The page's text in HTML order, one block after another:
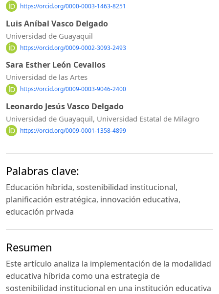
https://orcid.org/0000-0003-1463-8251
Luis Aníbal Vasco Delgado
Universidad de Guayaquil
https://orcid.org/0009-0002-3093-2493
Sara Esther León Cevallos
Universidad de las Artes
https://orcid.org/0009-0003-9046-2400
Leonardo Jesús Vasco Delgado
Universidad de Guayaquil, Universidad Estatal de Milagro
https://orcid.org/0009-0001-1358-4899
Palabras clave:
Educación híbrida, sostenibilidad institucional,
planificación estratégica, innovación educativa,
educación privada
Resumen
Este artículo analiza la implementación de la modalidad
educativa híbrida como una estrategia de
sostenibilidad institucional en una institución educativa